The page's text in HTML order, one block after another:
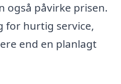
også påvirke prisen.
for hurtig service,
end en planlagt